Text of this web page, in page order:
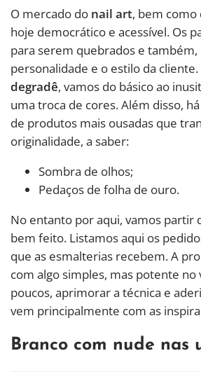
O mercado do nail art, bem como
hoje democrático e acessível. Os
para serem quebrados e
personalidade e o estilo da cliente.
degradê, vamos do básico ao
uma troca de cores. Além disso,
de produtos mais ousadas que
originalidade, a saber:
Sombra de olhos;
Pedaços de folha de ouro.
No entanto por aqui, vamos partir
bem feito. Listamos aqui os
que as esmalterias recebem. A
com algo simples, mas potente no
poucos, aprimorar a técnica e
vem principalmente com as
Branco com nude nas